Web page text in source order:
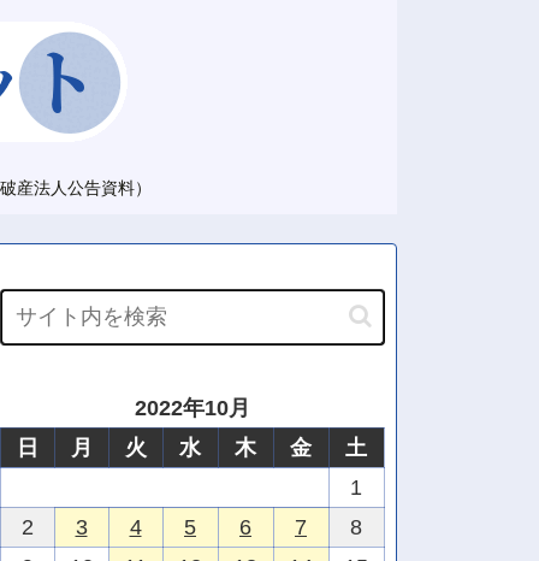
産法人公告資料）
2022年10月
日
月 火 水 木 金
土
1
2
3 4 5 6 7
8